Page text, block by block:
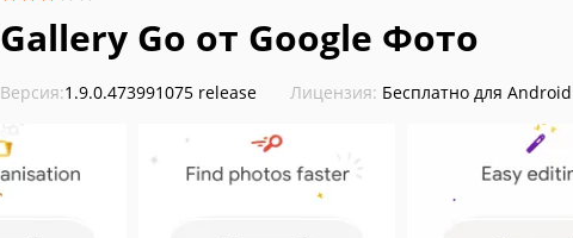
Gallery Go от Google Фото
Версия:1.9.0.473991075 release Лицензия: Бесплатно для Android